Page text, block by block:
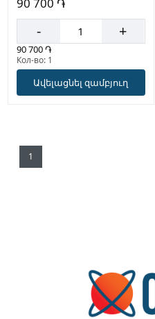
90 700 ֏
- +
90 700 ֏
Кол-во: 1
Ավելացնել զամբյուղ
1